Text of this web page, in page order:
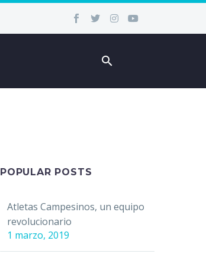
POPULAR POSTS
Atletas Campesinos, un equipo
revolucionario
1 marzo, 2019